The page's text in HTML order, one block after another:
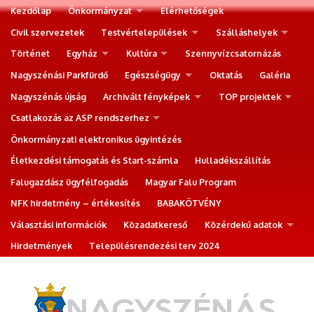
Kezdőlap Önkormányzat
Elérhetőségek
Civil szervezetek
Testvértelepülések
Szálláshelyek
Történet
Egyház Kultúra
Szennyvízcsatornázás
Nagyszénási Parkfürdő
Egészségügy Oktatás
Galéria
Nagyszénás újság
Archivált fényképek
TOP projektek
Csatlakozás az ASP rendszerhez
Önkormányzati elektronikus ügyintézés
Életkezdési támogatás és Start-számla
Hulladékszállítás
Falugazdász ügyfélfogadás
Magyar Falu Program
NFK hirdetmény – értékesítés
BABAKÖTVÉNY
Választási információk
Közadatkereső
Közérdekű adatok
Hirdetmények
Településrendezési terv 2024